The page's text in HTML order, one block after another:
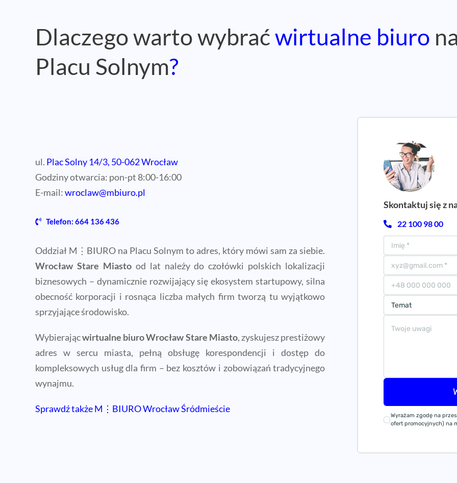
Dlaczego warto wybraćwirtualne biuro
Placu Solnym?
ul. Plac Solny 14/3, 50-062 Wrocław
Godziny otwarcia: pon-pt 8:00-16:00
E-mail:wroclaw@mbiuro.pl
Telefon: 664 136 436
Oddział M⋮BIURO na Placu Solnym to adres, który mówi sam za siebie.
Wrocław Stare Miastood lat należy do czołówki polskich lokalizacji
biznesowych – dynamicznie rozwijający się ekosystem startupowy, silna
obecność korporacji i rosnąca liczba małych firm tworzą tu wyjątkowo
sprzyjające środowisko.
Wybierającwirtualne biuro Wrocław Stare Miasto, zyskujesz prestiżowy
adres w sercu miasta, pełną obsługę korespondencji i dostęp do
kompleksowych usług dla firm – bez kosztów i zobowiązań tradycyjnego
wynajmu.
Sprawdź także M⋮BIURO Wrocław Śródmieście
Skontaktuj się z
22 100 98 00
Wyrażam zgodę na
ofert promocyjnych) na